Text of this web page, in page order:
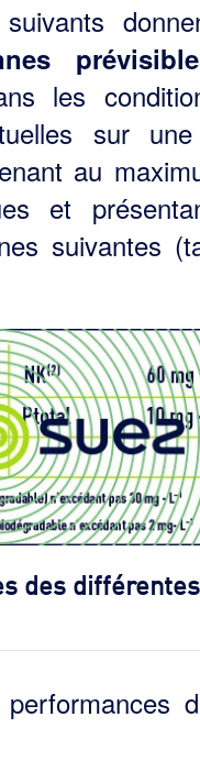
les
sur
au
et
suivantes
des différentes